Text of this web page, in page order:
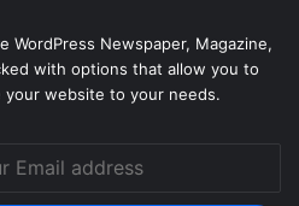
WordPress Newspaper, Magazine,
with options that allow you to
your website to your needs.